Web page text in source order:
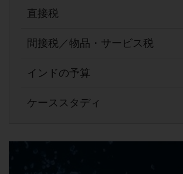
直接税
間接税／物品・サービス税
インドの予算
ケーススタディ